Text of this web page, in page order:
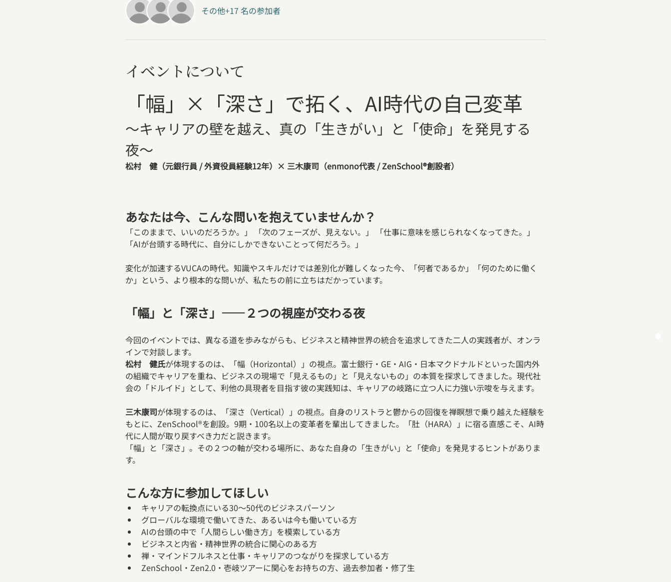
その他+17 名の参加者
イベントについて
「幅」×「深さ」で拓く、AI時代の自己変革
〜キャリアの壁を越え、真の「生きがい」と「使命」を発見する
夜〜
松村　健（元銀行員 / 外資役員経験12年）× 三木康司（enmono代表 / ZenSchool®創設者）
あなたは今、こんな問いを抱えていませんか？
「このままで、いいのだろうか。」 「次のフェーズが、見えない。」 「仕事に意味を感じられなくなってきた。」
「AIが台頭する時代に、自分にしかできないことって何だろう。」
変化が加速するVUCAの時代。知識やスキルだけでは差別化が難しくなった今、「何者であるか」「何のために働く
か」という、より根本的な問いが、私たちの前に立ちはだかっています。
「幅」と「深さ」――２つの視座が交わる夜
今回のイベントでは、異なる道を歩みながらも、ビジネスと精神世界の統合を追求してきた二人の実践者が、オンラ
インで対談します。
松村　健氏が体現するのは、「幅（Horizontal）」の視点。富士銀行・GE・AIG・日本マクドナルドといった国内外
の組織でキャリアを重ね、ビジネスの現場で「見えるもの」と「見えないもの」の本質を探求してきました。現代社
会の「ドルイド」として、利他の具現者を目指す彼の実践知は、キャリアの岐路に立つ人に力強い示唆を与えます。
三木康司が体現するのは、「深さ（Vertical）」の視点。自身のリストラと鬱からの回復を禅瞑想で乗り越えた経験を
もとに、ZenSchool®を創設。9期・100名以上の変革者を輩出してきました。「肚（HARA）」に宿る直感こそ、AI時
代に人間が取り戻すべき力だと説きます。
「幅」と「深さ」。その２つの軸が交わる場所に、あなた自身の「生きがい」と「使命」を発見するヒントがありま
す。
こんな方に参加してほしい
キャリアの転換点にいる30〜50代のビジネスパーソン
グローバルな環境で働いてきた、あるいは今も働いている方
AIの台頭の中で「人間らしい働き方」を模索している方
ビジネスと内省・精神世界の統合に関心のある方
禅・マインドフルネスと仕事・キャリアのつながりを探求している方
ZenSchool・Zen2.0・壱岐ツアーに関心をお持ちの方、過去参加者・修了生